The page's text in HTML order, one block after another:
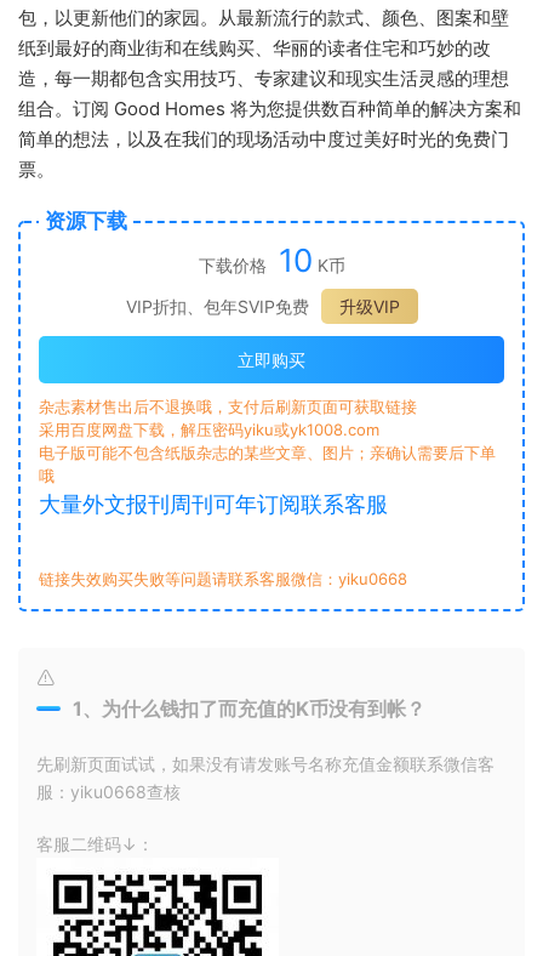
包，以更新他们的家园。从最新流行的款式、颜色、图案和壁
纸到最好的商业街和在线购买、华丽的读者住宅和巧妙的改
造，每一期都包含实用技巧、专家建议和现实生活灵感的理想
组合。订阅 Good Homes 将为您提供数百种简单的解决方案和
简单的想法，以及在我们的现场活动中度过美好时光的免费门
票。
资源下载
下载价格 10 K币
VIP折扣、包年SVIP免费
升级VIP
立即购买
杂志素材售出后不退换哦，支付后刷新页面可获取链接
采用百度网盘下载，解压密码yiku或yk1008.com
电子版可能不包含纸版杂志的某些文章、图片；亲确认需要后下单
哦
大量外文报刊周刊可年订阅联系客服
链接失效购买失败等问题请联系客服微信：yiku0668
1、为什么钱扣了而充值的K币没有到帐？
先刷新页面试试，如果没有请发账号名称充值金额联系微信客
服：yiku0668查核
客服二维码↓：